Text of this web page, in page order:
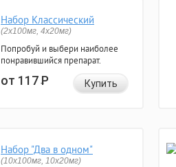
Набор Классический
(2x100мг, 4x20мг)
Попробуй и выбери наиболее
понравившийся препарат.
от 117Р Купить
Набор "Два в одном"
(10x100мг, 10x20мг)